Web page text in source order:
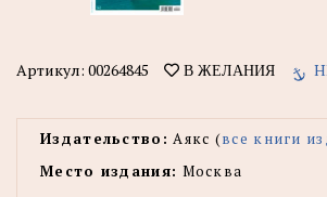
Артикул: 00264845 В ЖЕЛАНИЯ
Издательство: Аякс (все книги
Место издания: Москва